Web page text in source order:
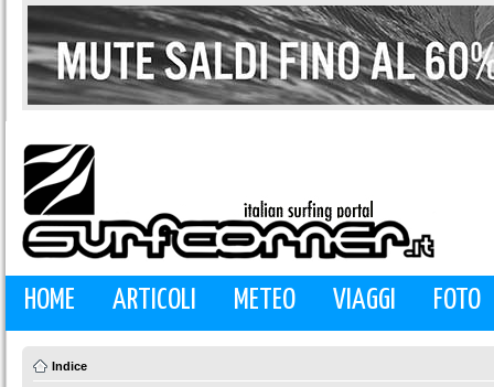
HOME ARTICOLI METEO VIAGGI FOTO
Indice